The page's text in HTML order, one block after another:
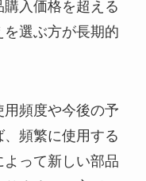
入価格を超える
選ぶ方が長期的
頻度や今後の予
頻繁に使用する
って新しい部品